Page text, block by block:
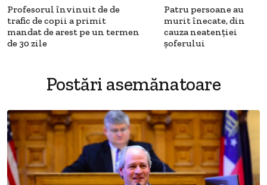
Profesorul învinuit de de
trafic de copii a primit
mandat de arest pe un termen
de 30 zile
Patru persoane au
murit înecate, din
cauza neatenţiei
şoferului
Postări asemănatoare